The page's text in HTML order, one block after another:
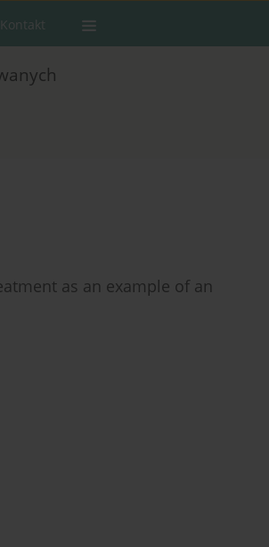
Kontakt
as an example of an